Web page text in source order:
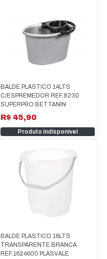
BALDE PLASTICO 14LTS
C/ESPREMEDOR REF.9230
SUPERPRO BETTANIN
R$ 45,90
Produto indisponível
BALDE PLASTICO 16LTS
TRANSPARENTE BRANCA
REF.1624600 PLASVALE